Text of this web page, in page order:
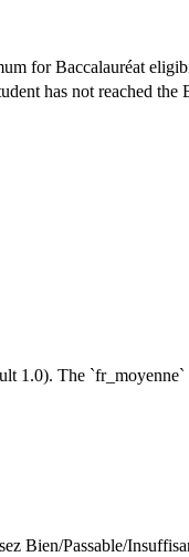
for Baccalauréat
has not reached the
1.0). The
Bien/Passable/